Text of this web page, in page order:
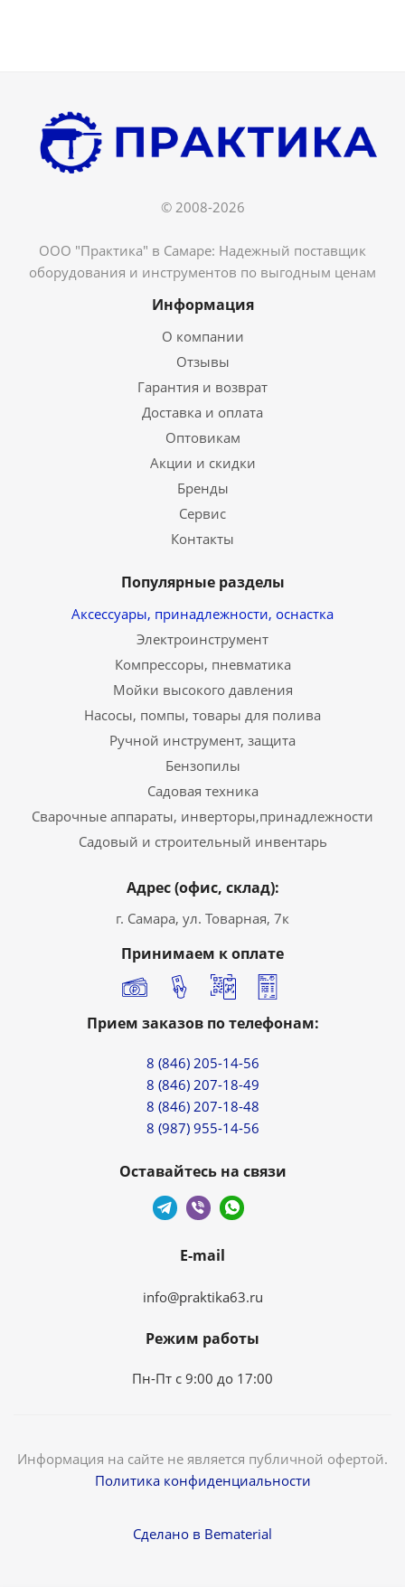
© 2008-2026
ООО "Практика" в Самаре: Надежный поставщик
оборудования и инструментов по выгодным ценам
Информация
О компании
Отзывы
Гарантия и возврат
Доставка и оплата
Оптовикам
Акции и скидки
Бренды
Сервис
Контакты
Популярные разделы
Аксессуары, принадлежности, оснастка
Электроинструмент
Компрессоры, пневматика
Мойки высокого давления
Насосы, помпы, товары для полива
Ручной инструмент, защита
Бензопилы
Садовая техника
Сварочные аппараты, инверторы,принадлежности
Садовый и строительный инвентарь
Адрес (офис, склад):
г. Самара, ул. Товарная, 7к
Принимаем к оплате
Прием заказов по телефонам:
8 (846) 205-14-56
8 (846) 207-18-49
8 (846) 207-18-48
8 (987) 955-14-56
Оставайтесь на связи
E-mail
info@praktika63.ru
Режим работы
Пн-Пт с 9:00 до 17:00
Информация на сайте не является публичной офертой.
Политика конфиденциальности
Сделано в Bematerial